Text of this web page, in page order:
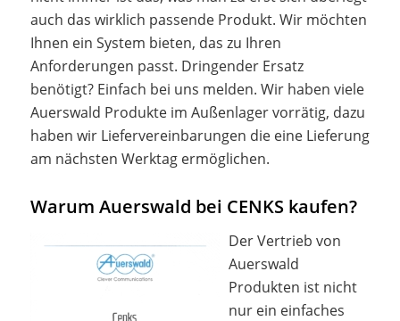
auch das wirklich passende Produkt. Wir möchten
Ihnen ein System bieten, das zu Ihren
Anforderungen passt. Dringender Ersatz
benötigt? Einfach bei uns melden. Wir haben viele
Auerswald Produkte im Außenlager vorrätig, dazu
haben wir Liefervereinbarungen die eine Lieferung
am nächsten Werktag ermöglichen.
Warum Auerswald bei CENKS kaufen?
Der Vertrieb von
Auerswald
Produkten ist nicht
nur ein einfaches